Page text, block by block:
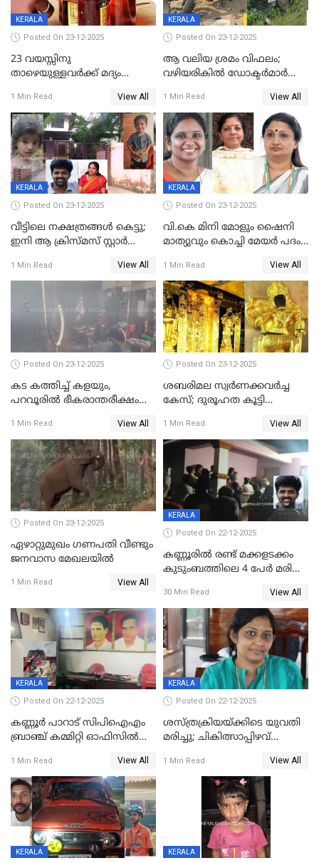
KERALA
Posted On 23-12-2025
23 വയസ്സിനു
താഴെയുള്ളവർക്ക് മദ്യം
നടപടി;സ്ഥാപനങ്ങൾക്കെതിരെ
രണ്ട് കേസുകൾ
1 Min Read View All
KERALA
Posted On 23-12-2025
ആ വലിയ ശ്രമം വിഫലം;
വഴിയരികില്‍ ‌ഡോക്ടര്‍മാര്‍
മരണത്തിന് കീഴടങ്ങി
1 Min Read View All
KERALA
Posted On 23-12-2025
വീട്ടിലെ നക്ഷത്രങ്ങൾ കെട്ടു;
ഇനി ആ ക്രിസ്മസ് സ്റ്റാർ
വേണ്ടിയുള്ള
പിടിവലിക്കിടയിൽ
അപ്പൂപ്പനെതിരെ പോക്സോ
കേസ് ഒടുവിൽ 4 ജീവനുകൾ
പൊലിഞ്ഞു
1 Min Read View All
KERALA
Posted On 23-12-2025
വി.കെ മിനി മോളും ഷൈനി
മാത്യുവും കൊച്ചി മേയർ പദം
മേയറാകില്ല
1 Min Read View All
Posted On 23-12-2025
കട കത്തിച്ച് കളയും,
പറവൂരില്‍ ഭീകരാന്തരീക്ഷം
1 Min Read View All
Posted On 23-12-2025
ശബരിമല സ്വര്‍ണക്കവര്‍ച്ച
കേസ്; ദുരൂഹത കൂട്ടി
1 Min Read View All
Posted On 23-12-2025
ഏഴാറ്റുമുഖം ഗണപതി വീണ്ടും
ജനവാസ മേഖലയിൽ
1 Min Read View All
KERALA
Posted On 22-12-2025
കണ്ണൂരിൽ രണ്ട് മക്കളടക്കം
കുടുംബത്തിലെ 4 പേർ മരിച്ച
30 Min Read View All
KERALA
Posted On 22-12-2025
കണ്ണൂർ പാറാട് സിപിഐഎം
ബ്രാഞ്ച് കമ്മിറ്റി ഓഫിസിൽ
ചിത്രങ്ങളടക്കം കത്തിയ
നിലയിൽ
1 Min Read View All
KERALA
Posted On 22-12-2025
ശസ്ത്രക്രിയയ്‌ക്കിടെ യുവതി
മരിച്ചു; ചികിത്സാപ്പിഴവ്
സംഭവം മാവേലിക്കരയിൽ
1 Min Read View All
KERALA KERALA